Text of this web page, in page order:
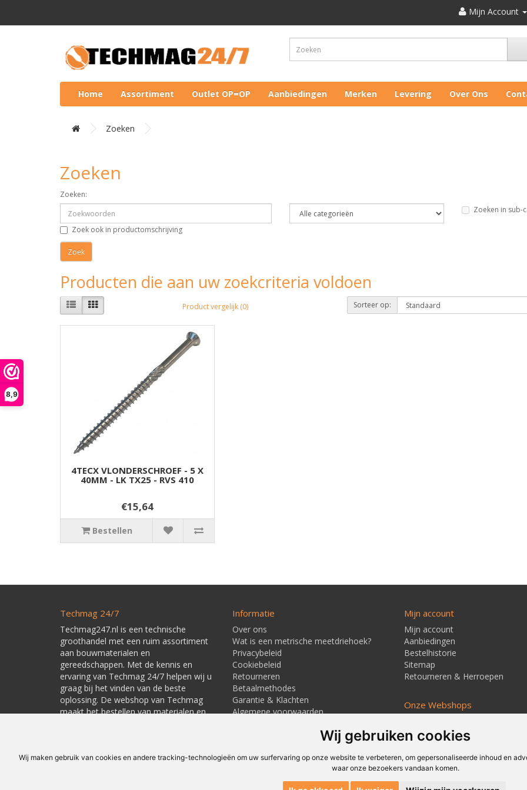
8,9
Wij gebruiken cookies
Wij maken gebruik van cookies en andere tracking-technologieën om uw surfervaring op onze website te verbeteren, om gepersonaliseerde inhoud en
waar onze bezoekers vandaan komen.
Mijn Account
Home Assortiment Outlet OP=OP Aanbiedingen Merken Levering Over Ons
Zoeken
Zoeken
Zoeken:
Zoeken in sub-
Zoek ook in productomschrijving
Producten die aan uw zoekcriteria voldoen
Product vergelijk (0) Sorteer op:
4TECX VLONDERSCHROEF - 5 X
40MM - LK TX25 - RVS 410
€15,64
Bestellen
Techmag 24/7
Techmag247.nl is een technische
groothandel met een ruim assortiment
aan bouwmaterialen en
gereedschappen. Met de kennis en
ervaring van Techmag 24/7 helpen wij u
graag bij het vinden van de beste
oplossing. De webshop van Techmag
maakt het bestellen van materialen en
Informatie
Over ons
Wat is een metrische meetdriehoek?
Privacybeleid
Cookiebeleid
Retourneren
Betaalmethodes
Garantie & Klachten
Algemene voorwaarden
Mijn account
Mijn account
Aanbiedingen
Bestelhistorie
Sitemap
Retourneren & Herroepen
Onze Webshops
Techmagshop.nl
DEvuurwerkhandel.nl
Vuurwerkstaffel.nl